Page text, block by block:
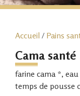
Accueil / Pains
Cama santé
farine cama *,
temps de pousse